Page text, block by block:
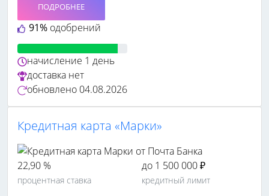
91% одобрений
ПОДРОБНЕЕ
начисление 1 день
доставка нет
обновлено 04.08.2026
Кредитная карта «Марки»
22,90 %
процентная ставка
до 1 500 000 ₽
кредитный лимит